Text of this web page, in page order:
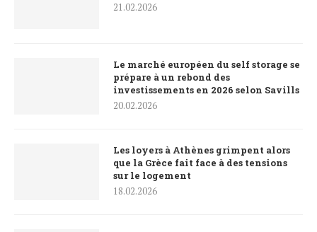
21.02.2026
Le marché européen du self storage se
prépare à un rebond des
investissements en 2026 selon Savills
20.02.2026
Les loyers à Athènes grimpent alors
que la Grèce fait face à des tensions
sur le logement
18.02.2026